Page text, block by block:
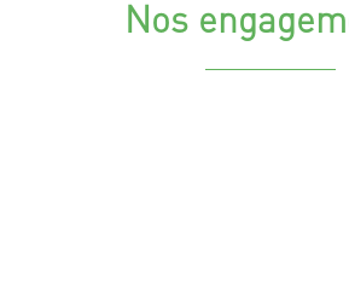
Nos